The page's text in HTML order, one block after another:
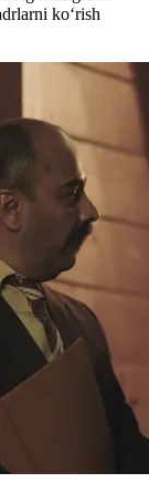
koʻrish